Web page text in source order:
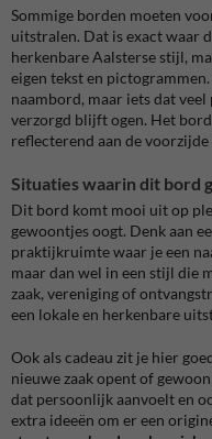
Sommige borden moeten
uitstralen. Dat is exact waar
herkenbare Aalsterse stijl,
eigen tekst en
naambord, maar iets dat
verzorgd blijft ogen. Het
reflecterend aan de
Situaties waarin dit bord
Dit bord komt mooi uit op
gewoontjes oogt. Denk aan
praktijkruimte waar je een
maar dan wel in een stijl die
zaak, vereniging of
een lokale en herkenbare
Ook als cadeau zit je hier
nieuwe zaak opent of
dat persoonlijk aanvoelt en
extra ideeën om er een